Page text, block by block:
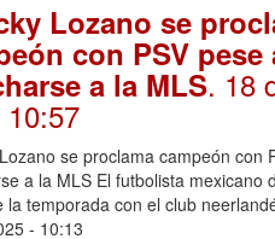
Lozano se
con PSV pese
a la MLS. 18
se proclama campeón con
a la MLS El futbolista mexicano
la temporada con el club
- 10:13